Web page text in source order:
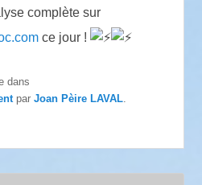
complète sur
ce jour !
dans
parJoan Pèire LAVAL.